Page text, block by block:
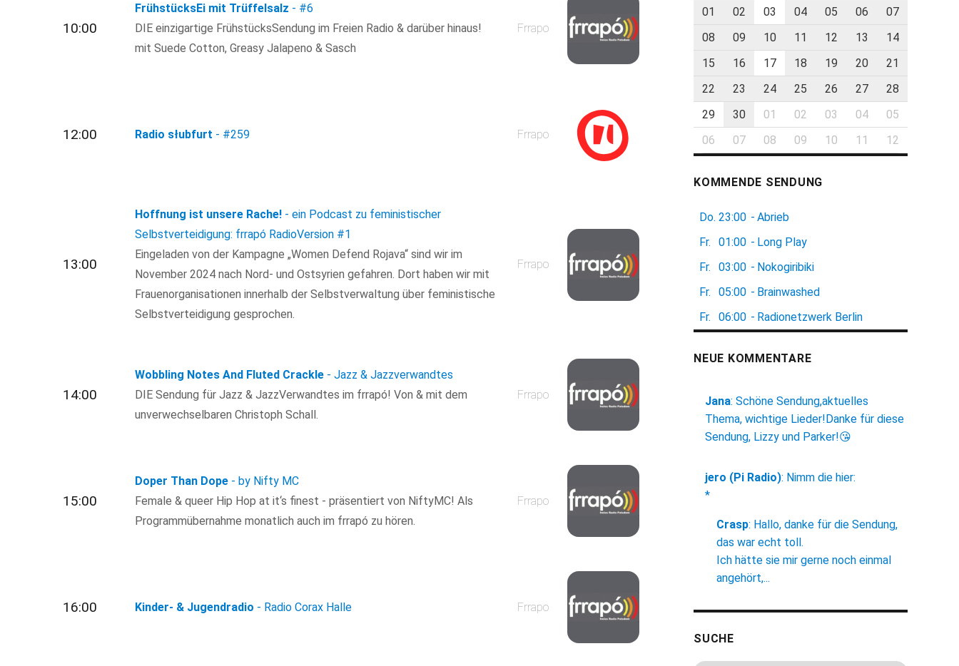
10:00
FrühstücksEi mit Trüffelsalz - #6
DIE einzigartige FrühstücksSendung im Freien Radio & darüber hinaus!
mit Suede Cotton, Greasy Jalapeno & Sasch
Frrapo
12:00 Radio słubfurt - #259 Frrapo
13:00
Hoffnung ist unsere Rache! - ein Podcast zu feministischer
Selbstverteidigung: frrapó RadioVersion #1
Eingeladen von der Kampagne „Women Defend Rojava“ sind wir im
November 2024 nach Nord- und Ostsyrien gefahren. Dort haben wir mit
Frauenorganisationen innerhalb der Selbstverwaltung über feministische
Selbstverteidigung gesprochen.
Frrapo
14:00
Wobbling Notes And Fluted Crackle - Jazz & Jazzverwandtes
DIE Sendung für Jazz & JazzVerwandtes im frrapó! Von & mit dem
unverwechselbaren Christoph Schall.
Frrapo
15:00
Doper Than Dope - by Nifty MC
Female & queer Hip Hop at it‘s finest - präsentiert von NiftyMC! Als
Programmübernahme monatlich auch im frrapó zu hören.
Frrapo
16:00 Kinder- & Jugendradio - Radio Corax Halle Frrapo
01
02 03 04 05 06
07
08
09 10 11 12 13
14
15
16 17 18 19 20
21
22
23 24 25 26 27
28
29
30 01 02 03 04
05
06
07 08 09 10 11 12
KOMMENDE SENDUNG
Do. 23:00 - Abrieb
Fr.
01:00 - Long Play
Fr.
03:00 - Nokogiribiki
Fr.
05:00 - Brainwashed
Fr.
06:00 - Radionetzwerk Berlin
NEUE KOMMENTARE
Jana: Schöne Sendung,aktuelles
Thema, wichtige Lieder!Danke für diese
Sendung, Lizzy und Parker!😘
jero (Pi Radio): Nimm die hier:
*
Crasp: Hallo, danke für die Sendung,
das war echt toll.
Ich hätte sie mir gerne noch einmal
angehört,...
SUCHE